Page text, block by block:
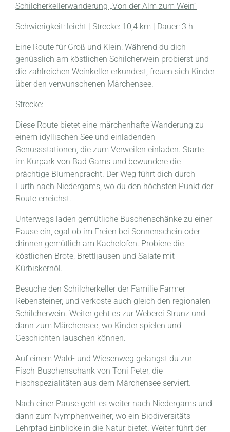
Schilcherkellerwanderung „Von der Alm zum Wein“
Schwierigkeit: leicht | Strecke: 10,4 km | Dauer: 3 h
Eine Route für Groß und Klein: Während du dich
genüsslich am köstlichen Schilcherwein probierst und
die zahlreichen Weinkeller erkundest, freuen sich Kinder
über den verwunschenen Märchensee.
Strecke:
Diese Route bietet eine märchenhafte Wanderung zu
einem idyllischen See und einladenden
Genussstationen, die zum Verweilen einladen. Starte
im Kurpark von Bad Gams und bewundere die
prächtige Blumenpracht. Der Weg führt dich durch
Furth nach Niedergams, wo du den höchsten Punkt der
Route erreichst.
Unterwegs laden gemütliche Buschenschänke zu einer
Pause ein, egal ob im Freien bei Sonnenschein oder
drinnen gemütlich am Kachelofen. Probiere die
köstlichen Brote, Brettljausen und Salate mit
Kürbiskernöl.
Besuche den Schilcherkeller der Familie Farmer-
Rebensteiner, und verkoste auch gleich den regionalen
Schilcherwein. Weiter geht es zur Weberei Strunz und
dann zum Märchensee, wo Kinder spielen und
Geschichten lauschen können.
Auf einem Wald- und Wiesenweg gelangst du zur
Fisch-Buschenschank von Toni Peter, die
Fischspezialitäten aus dem Märchensee serviert.
Nach einer Pause geht es weiter nach Niedergams und
dann zum Nymphenweiher, wo ein Biodiversitäts-
Lehrpfad Einblicke in die Natur bietet. Weiter führt der